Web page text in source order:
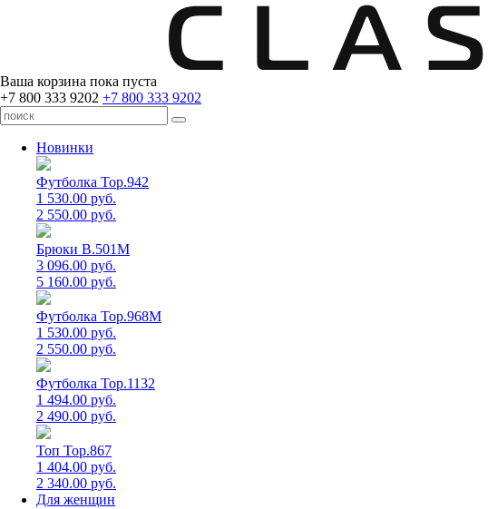
Ваша корзина пока пуста
+7 800 333 9202 +7 800 333 9202
Новинки
Футболка Top.942
1 530.00 руб.
2 550.00 руб.
Брюки B.501M
3 096.00 руб.
5 160.00 руб.
Футболка Top.968M
1 530.00 руб.
2 550.00 руб.
Футболка Top.1132
1 494.00 руб.
2 490.00 руб.
Топ Top.867
1 404.00 руб.
2 340.00 руб.
Для женщин